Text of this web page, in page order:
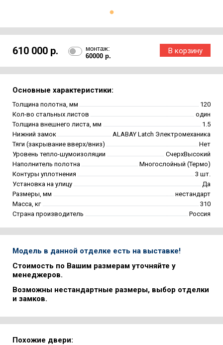
610 000 р.
монтаж:
60000 р.
Основные характеристики:
Толщина полотна, мм
120
Кол-во стальных листов
один
Толщина внешнего листа, мм
1.5
Нижний замок
ALABAY Latch Электромеханика
Тяги (закрывание вверх/вниз)
Нет
Уровень тепло-шумоизоляции
СчерхВысокий
Наполнитель полотна
Многослойный (Термо)
Контуры уплотнения
3 шт.
Установка на улицу
Да
Размеры, мм
нестандарт
Масса, кг
310
Страна производитель
Россия
Модель в данной отделке есть на выставке!
Стоимость по Вашим размерам уточняйте у
менеджеров.
Возможны нестандартные размеры, выбор отделки
и замков.
Похожие двери: